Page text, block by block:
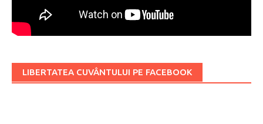
LIBERTATEA CUVÂNTULUI PE FACEBOOK